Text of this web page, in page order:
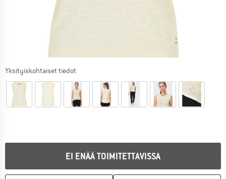
Yksityiskohtaiset tiedot
EI ENÄÄ TOIMITETTAVISSA